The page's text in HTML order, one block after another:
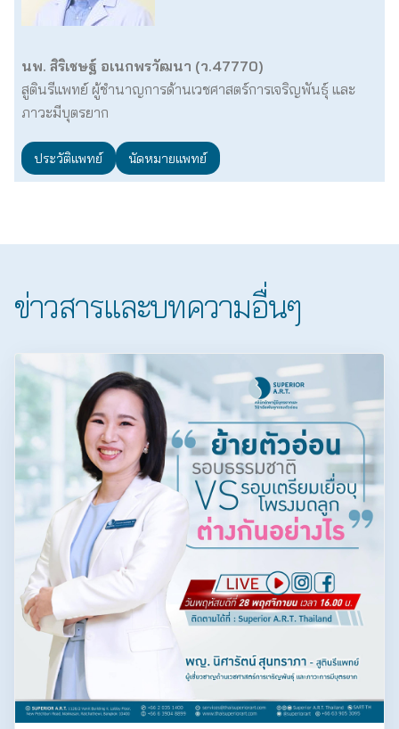
นพ. สิริเชษฐ์ อเนกพรวัฒนา (ว.47770)
สูตินรีแพทย์ ผู้ชำนาญการด้านเวชศาสตร์การเจริญพันธุ์ และ
ภาวะมีบุตรยาก
ประวัติแพทย์ นัดหมายแพทย์
ข่าวสารและบทความอื่นๆ